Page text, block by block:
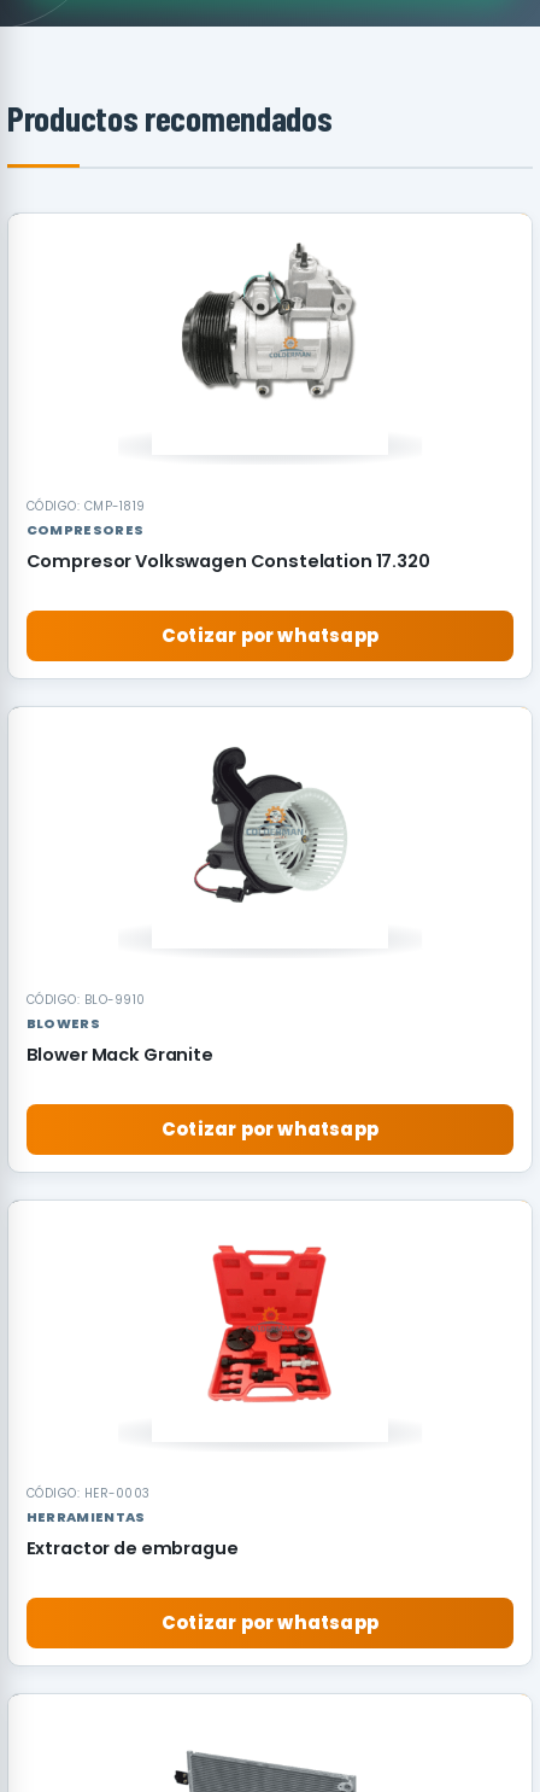
Productos recomendados
CÓDIGO: CMP-1819
COMPRESORES
Compresor Volkswagen Constelation 17.320
Cotizar por whatsapp
CÓDIGO: BLO-9910
BLOWERS
Blower Mack Granite
Cotizar por whatsapp
CÓDIGO: HER-0003
HERRAMIENTAS
Extractor de embrague
Cotizar por whatsapp